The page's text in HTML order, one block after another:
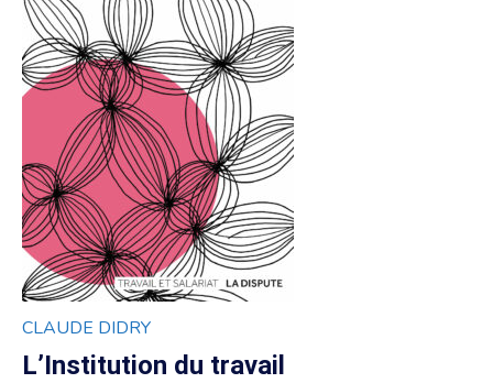
CLAUDE DIDRY
L’Institution du travail